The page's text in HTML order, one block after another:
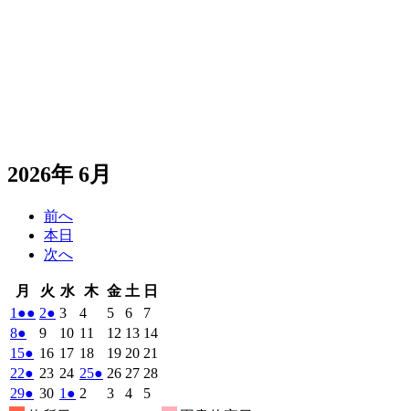
2026年 6月
前へ
本日
次へ
月
月
曜
日
火 火
曜
日
水 水
曜
日
木木
曜
日
金金
曜
日
土 土
曜
日
日
1 2026
年
6
月
1
日
●● (2
件
の
イ
ベ
ン
22026
年
6
月
2
日
● (1
件
の
イ
ベ
ン
32026
年
6
月
3
日
42026
年
6
月
4
日
52026
年
6
月
5
日
62026
年
6
月
6
日
72026
年
6
月
7
日
82026
年
6
月
8
●
件
の
イ
ベ
92026
年
6
月
9
102026
年
月
10
11
2026
6
月
11
12 2026
年
6
月
12
132026
年
6
月
13
142026
14
152026
年
6
月
● (1
件
の
イ
162026
年
6
月
172026
年
月
182026
年
192026
年
202026
年
6
21
月
222026
年
6
● (1
件
232026
年
6
242026
年
252026
● (1
件
262026
年
272026
年
282026
6
292026
● (1
302026
1 2026
● (1
2 2026
32026
42026
52026